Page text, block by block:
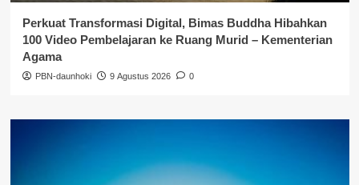
Perkuat Transformasi Digital, Bimas Buddha Hibahkan
100 Video Pembelajaran ke Ruang Murid – Kementerian
Agama
PBN-daunhoki 9 Agustus 2026 0